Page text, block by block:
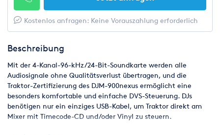
Kostenlos anfragen: Keine Vorauszahlung erforderlich
Beschreibung
Mit der 4-Kanal-96-kHz/24-Bit-Soundkarte werden alle
Audiosignale ohne Qualitätsverlust übertragen, und die
Traktor-Zertifizierung des DJM-900nexus ermöglicht eine
besonders komfortable und einfache DVS-Steuerung. DJs
benötigen nur ein einziges USB-Kabel, um Traktor direkt am
Mixer mit Timecode-CD und/oder Vinyl zu steuern.